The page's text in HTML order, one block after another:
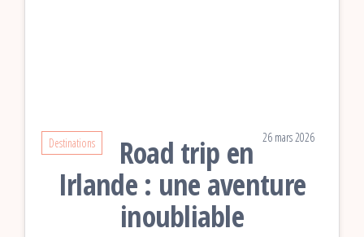
Destinations 26 mars 2026
Road trip en
Irlande : une aventure
inoubliable